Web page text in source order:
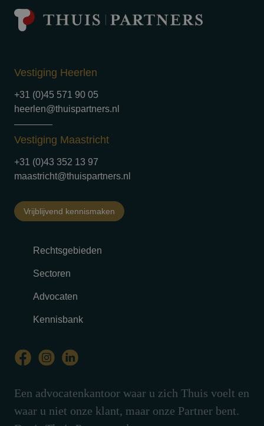
Vestiging Heerlen
+31 (0)45 571 90 05
heerlen@thuispartners.nl
Vestiging Maastricht
+31 (0)43 352 13 97
maastricht@thuispartners.nl
Vrijblijvend kennismaken
Rechtsgebieden
Sectoren
Advocaten
Kennisbank
Een advocatenkantoor waar u zich Thuis voelt en
waar u niet onze klant, maar onze Partner bent.